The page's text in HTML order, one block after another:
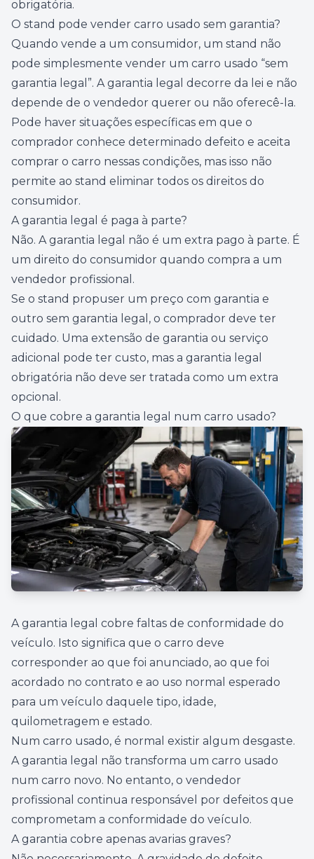
obrigatória.
O stand pode vender carro usado sem garantia?
Quando vende a um consumidor, um stand não
pode simplesmente vender um carro usado “sem
garantia legal”. A garantia legal decorre da lei e não
depende de o vendedor querer ou não oferecê-la.
Pode haver situações específicas em que o
comprador conhece determinado defeito e aceita
comprar o carro nessas condições, mas isso não
permite ao stand eliminar todos os direitos do
consumidor.
A garantia legal é paga à parte?
Não. A garantia legal não é um extra pago à parte. É
um direito do consumidor quando compra a um
vendedor profissional.
Se o stand propuser um preço com garantia e
outro sem garantia legal, o comprador deve ter
cuidado. Uma extensão de garantia ou serviço
adicional pode ter custo, mas a garantia legal
obrigatória não deve ser tratada como um extra
opcional.
O que cobre a garantia legal num carro usado?
A garantia legal cobre faltas de conformidade do
veículo. Isto significa que o carro deve
corresponder ao que foi anunciado, ao que foi
acordado no contrato e ao uso normal esperado
para um veículo daquele tipo, idade,
quilometragem e estado.
Num carro usado, é normal existir algum desgaste.
A garantia legal não transforma um carro usado
num carro novo. No entanto, o vendedor
profissional continua responsável por defeitos que
comprometam a conformidade do veículo.
A garantia cobre apenas avarias graves?